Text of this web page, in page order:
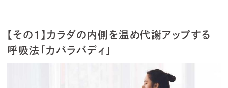
【その1】カラダの内側を温め代謝アップする
呼吸法「カパラバディ」